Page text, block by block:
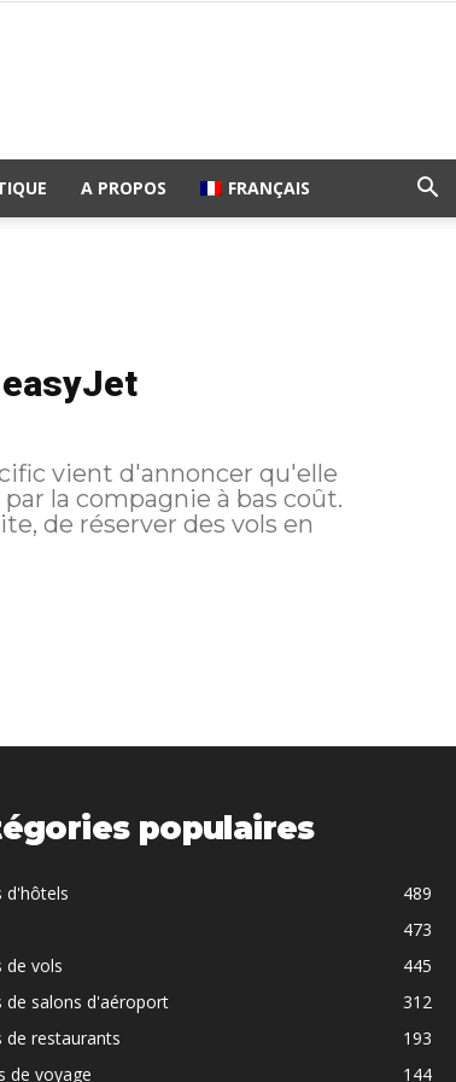
A PROPOS FRANÇAIS
vient d'annoncer qu'elle
la compagnie à bas coût.
de réserver des vols en
populaires
d'hôtels
489
473
de vols
445
de salons d'aéroport
312
de restaurants
193
de voyage
144